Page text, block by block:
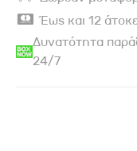
Έως και 12
Δυνατότητα
24/7